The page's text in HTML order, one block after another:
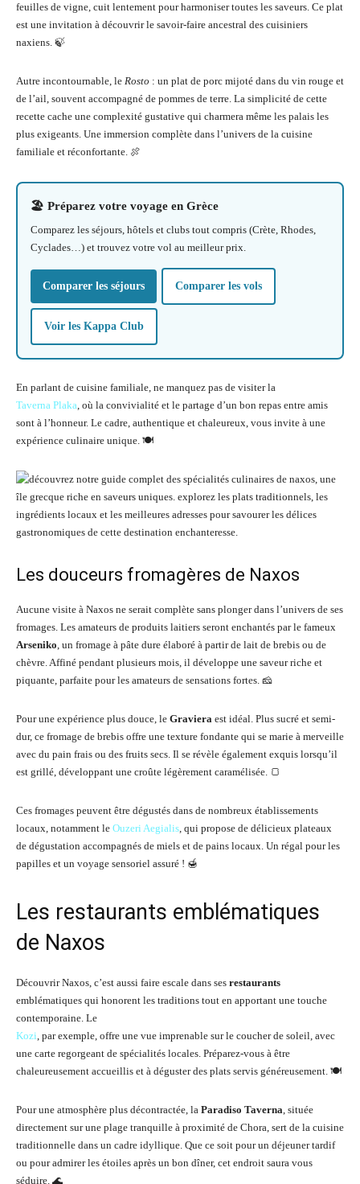
feuilles de vigne, cuit lentement pour harmoniser toutes les saveurs. Ce plat
est une invitation à découvrir le savoir-faire ancestral des cuisiniers
naxiens. 🍃
Autre incontournable, le Rosto : un plat de porc mijoté dans du vin rouge et
de l’ail, souvent accompagné de pommes de terre. La simplicité de cette
recette cache une complexité gustative qui charmera même les palais les
plus exigeants. Une immersion complète dans l’univers de la cuisine
familiale et réconfortante. 🍖
🏖️ Préparez votre voyage en Grèce
Comparez les séjours, hôtels et clubs tout compris (Crète, Rhodes,
Cyclades…) et trouvez votre vol au meilleur prix.
Comparer les séjours Comparer les vols
Voir les Kappa Club
En parlant de cuisine familiale, ne manquez pas de visiter la
Taverna Plaka, où la convivialité et le partage d’un bon repas entre amis
sont à l’honneur. Le cadre, authentique et chaleureux, vous invite à une
expérience culinaire unique. 🍽️
Les douceurs fromagères de Naxos
Aucune visite à Naxos ne serait complète sans plonger dans l’univers de ses
fromages. Les amateurs de produits laitiers seront enchantés par le fameux
Arseniko, un fromage à pâte dure élaboré à partir de lait de brebis ou de
chèvre. Affiné pendant plusieurs mois, il développe une saveur riche et
piquante, parfaite pour les amateurs de sensations fortes. 🧀
Pour une expérience plus douce, le Graviera est idéal. Plus sucré et semi-
dur, ce fromage de brebis offre une texture fondante qui se marie à merveille
avec du pain frais ou des fruits secs. Il se révèle également exquis lorsqu’il
est grillé, développant une croûte légèrement caramélisée. 🍞
Ces fromages peuvent être dégustés dans de nombreux établissements
locaux, notamment le Ouzeri Aegialis, qui propose de délicieux plateaux
de dégustation accompagnés de miels et de pains locaux. Un régal pour les
papilles et un voyage sensoriel assuré ! 🍯
Les restaurants emblématiques
de Naxos
Découvrir Naxos, c’est aussi faire escale dans ses restaurants
emblématiques qui honorent les traditions tout en apportant une touche
contemporaine. Le
Kozi, par exemple, offre une vue imprenable sur le coucher de soleil, avec
une carte regorgeant de spécialités locales. Préparez-vous à être
chaleureusement accueillis et à déguster des plats servis généreusement. 🍽️
Pour une atmosphère plus décontractée, la Paradiso Taverna, située
directement sur une plage tranquille à proximité de Chora, sert de la cuisine
traditionnelle dans un cadre idyllique. Que ce soit pour un déjeuner tardif
ou pour admirer les étoiles après un bon dîner, cet endroit saura vous
séduire. 🌊